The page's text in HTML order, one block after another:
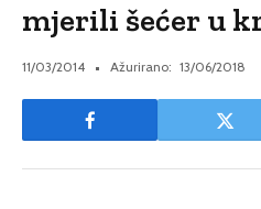
mjerili šećer u
11/03/2014 Ažurirano: 13/06/2018